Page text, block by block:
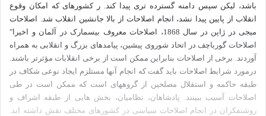
باشد، لیکن سپس دامنه گسترده تری پیدا کند. ر کشورهای که امکان وقوع
انقلاب از پایین پیدا نشد، انجام اصلاحات از بالا جانشین انقلاب شد. اصلاحات
میجی در ژاپن در سال 1868، اصلاحات معروف بیسمارک در آلمان و اخیرا"
اصلاحات گورباچف در اتحاد شوروی پیشین، پیامدهای بزرگ و انقلابی به همراه
آوردند. برخی از اصلاحات بنابراین ممکن است از برخی انقلابات مؤثرتر باشند.
درمورد شرایط اصلاحات باید گفت که انجام آنها مستلزم ایجاد نوعی شکاف در
طبقه حاکمه و استقلال مصلحین از گروههای است که ممکن است در طی
اصلاحات آسیب ببینند. پادشاهان، نظامیان، بخش هایی از طبقه اشراف و
روشنفکران در انجام اصلاحات سیاسی در کشورهای مختلف نقش داشته اند.